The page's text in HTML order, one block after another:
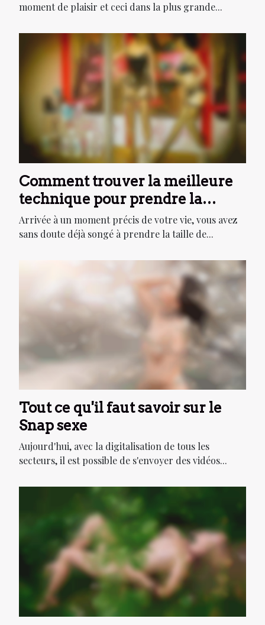
moment de plaisir et ceci dans la plus grande...
Comment trouver la meilleure
technique pour prendre la
mesure de votre pénis ?
Arrivée à un moment précis de votre vie, vous avez
sans doute déjà songé à prendre la taille de...
Tout ce qu'il faut savoir sur le
Snap sexe
Aujourd'hui, avec la digitalisation de tous les
secteurs, il est possible de s'envoyer des vidéos...